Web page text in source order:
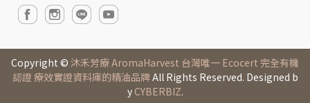
Copyright © 沐禾芳療 AromaHarvest 台灣唯一 Ecocert 完全有機
認證 療效實證資料庫的精油品牌All Rights Reserved. Designed b
y CYBERBIZ.